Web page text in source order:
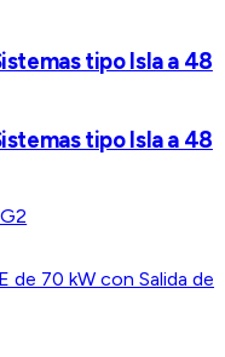
tipo Isla a 48
tipo Isla a 48